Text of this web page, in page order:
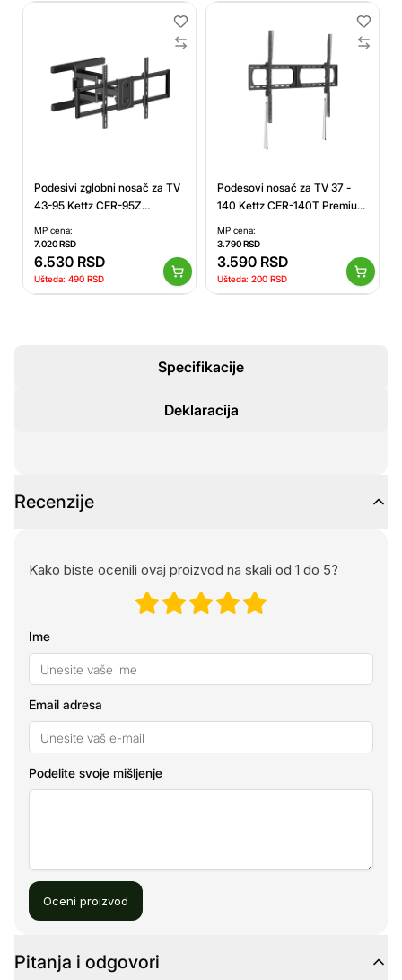
Podesivi zglobni nosač za TV
43-95 Kettz CER-95Z
Premium 60kg
MP cena:
7.020RSD
6.530 RSD
Ušteda: 490 RSD
Podesovi nosač za TV 37 -
140 Kettz CER-140T Premium
125kg
MP cena:
3.790RSD
3.590 RSD
Ušteda: 200 RSD
Specifikacije
Deklaracija
Recenzije
Kako biste ocenili ovaj proizvod na skali od 1 do 5?
Ime
Email adresa
Podelite svoje mišljenje
Oceni proizvod
Pitanja i odgovori